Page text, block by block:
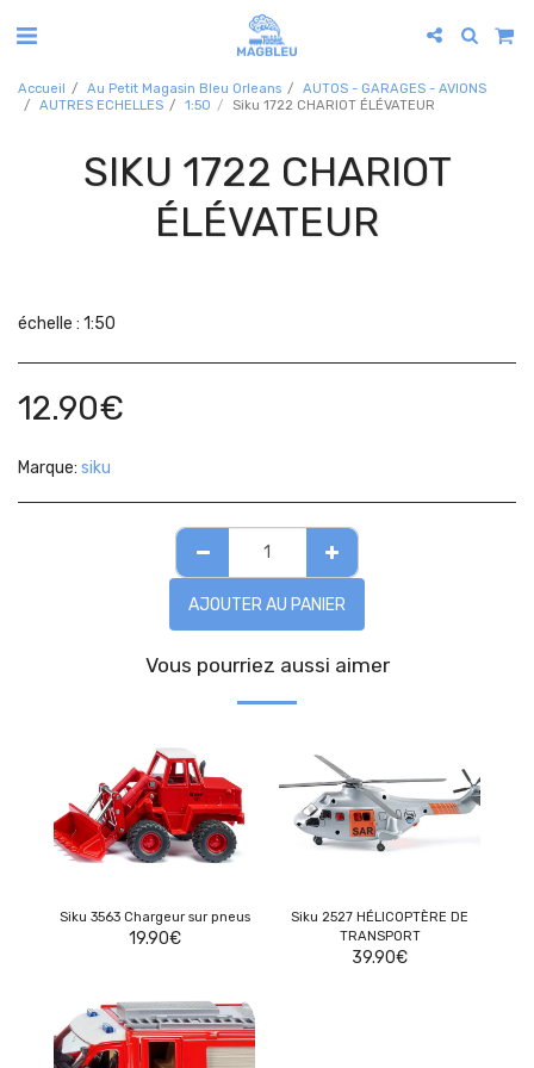
Accueil Au Petit Magasin Bleu Orleans
AUTOS - GARAGES - AVIONS
AUTRES ECHELLES
1:50 Siku 1722 CHARIOT ÉLÉVATEUR
SIKU 1722 CHARIOT
ÉLÉVATEUR
échelle : 1:50
12.90€
Marque: siku
AJOUTER AU PANIER
Vous pourriez aussi aimer
Siku 3563 Chargeur sur pneus
19.90€
Siku 2527 HÉLICOPTÈRE DE
TRANSPORT
39.90€